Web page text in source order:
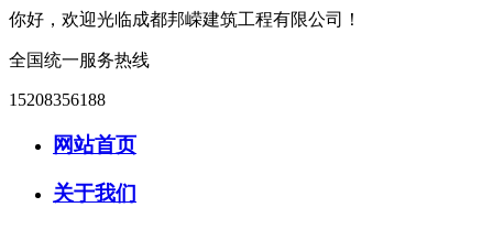
你好，欢迎光临成都邦嵘建筑工程有限公司！
全国统一服务热线
15208356188
网站首页
关于我们